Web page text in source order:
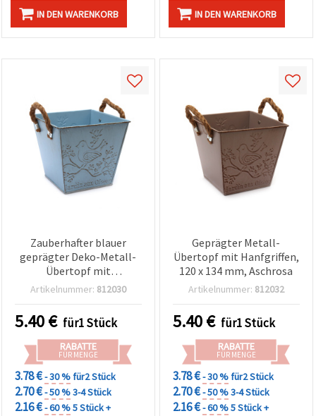
IN DEN WARENKORB IN DEN WARENKORB
Zauberhafter blauer
geprägter Deko-Metall-
Übertopf mit
Hanfseilgriffen, 120 x 134
Garten & gemütliche
Wohn-Deko
Artikelnummer: 812030
5.40€ für1 Stück
RABATTE
FÜR MENGE
3.78 €- 30 %für2 Stück
2.70 €- 50 %3-4 Stück
2.16 €- 60 %5 Stück +
Geprägter Metall-
Übertopf mit Hanfgriffen,
120 x 134 mm, Aschrosa
Artikelnummer: 812032
5.40€ für1 Stück
RABATTE
FÜR MENGE
3.78 €- 30 %für2 Stück
2.70 €- 50 %3-4 Stück
2.16 €- 60 %5 Stück +